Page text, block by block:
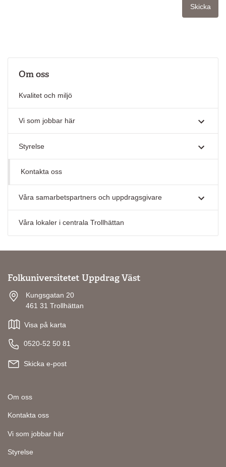
Skicka
Om oss
Kvalitet och miljö
Vi som jobbar här
Styrelse
Kontakta oss
Våra samarbetspartners och uppdragsgivare
Våra lokaler i centrala Trollhättan
Folkuniversitetet Uppdrag Väst
Kungsgatan 20
461 31 Trollhättan
Visa på karta
0520-52 50 81
Skicka e-post
Om oss
Kontakta oss
Vi som jobbar här
Styrelse